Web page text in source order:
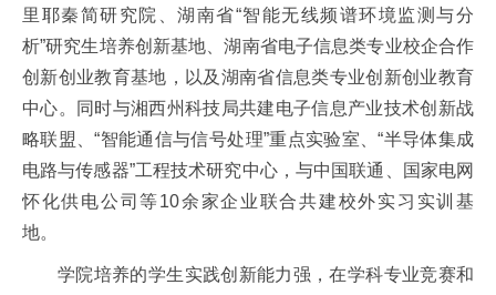
里耶秦简研究院、湖南省“智能无线频谱环境监测与分
析”研究生培养创新基地、湖南省电子信息类专业校企合作
创新创业教育基地，以及湖南省信息类专业创新创业教育
中心。同时与湘西州科技局共建电子信息产业技术创新战
略联盟、“智能通信与信号处理”重点实验室、“半导体集成
电路与传感器”工程技术研究中心，与中国联通、国家电网
怀化供电公司等10余家企业联合共建校外实习实训基
地。
学院培养的学生实践创新能力强，在学科专业竞赛和